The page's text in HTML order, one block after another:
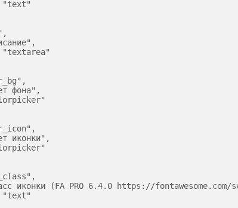
фона",
иконки",
иконки (FA PRO 6.4.0 https://fontawesome.com/